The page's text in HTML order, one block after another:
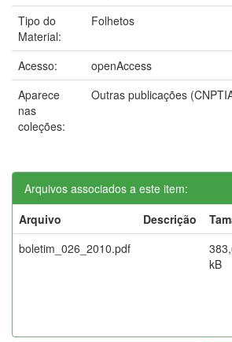
Tipo do
Material:
Folhetos
Acesso:
openAccess
Aparece
nas
coleções:
Outras publicações
Arquivos associados a este item:
Arquivo
Descrição
boletim_026_2010.pdf
kB